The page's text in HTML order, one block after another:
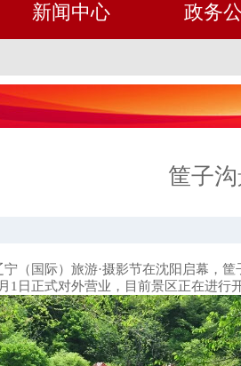
新闻中心 政务
筐子
（国际）旅游·摄影节在沈阳启幕，
月 1 日正式对外营业，目前景区正在进行